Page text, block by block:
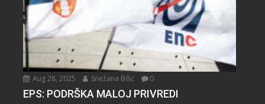
Aug 28, 2025 Snežana Bilić 0
EPS: PODRŠKA MALOJ PRIVREDI